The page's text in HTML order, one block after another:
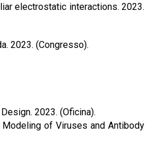
electrostatic interactions. 2023.
2023. (Congresso).
2023. (Oficina).
of Viruses and Antibody